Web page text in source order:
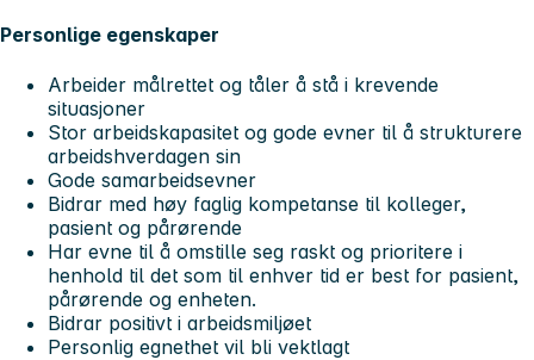
Personlige egenskaper
Arbeider målrettet og tåler å stå i krevende
situasjoner
Stor arbeidskapasitet og gode evner til å strukturere
arbeidshverdagen sin
Gode samarbeidsevner
Bidrar med høy faglig kompetanse til kolleger,
pasient og pårørende
Har evne til å omstille seg raskt og prioritere i
henhold til det som til enhver tid er best for pasient,
pårørende og enheten.
Bidrar positivt i arbeidsmiljøet
Personlig egnethet vil bli vektlagt